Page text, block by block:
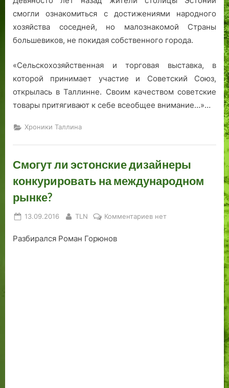
ярмарке
дивился
смогли ознакомиться с достижениями народного
хозяйства соседней, но малознакомой Страны
большевиков, не покидая собственного города.
«Сельскохозяйственная и торговая выставка, в
которой принимает участие и Советский Союз,
открылась в Таллинне. Своим качеством советские
товары притягивают к себе всеобщее внимание…»…
Хроники Таллина
Смогут ли эстонские дизайнеры
конкурировать на международном
рынке?
Posted
13.09.2016 By
TLN Комментариевкнет
Разбирался Роман Горюнов